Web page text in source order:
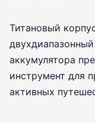
Титановый
аккумулятора
инструмент для
активных